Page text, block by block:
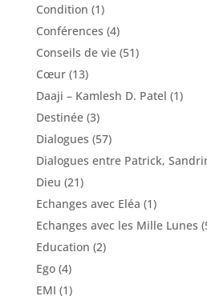
Condition (1)
Conférences (4)
Conseils de vie(51)
Cœur(13)
Daaji – Kamlesh D. Patel (1)
Destinée(3)
Dialogues (57)
Dialogues entre Patrick,
Dieu (21)
Echanges avec Eléa (1)
Echanges avec les Mille Lunes
Education (2)
Ego(4)
EMI (1)